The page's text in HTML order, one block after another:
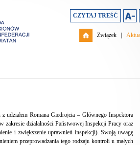
CZYTAJ TREŚĆ
Związek
udziałem Romana Giedrojcia – Głównego Inspektora
zakresie działalności Państwowej Inspekcji Pracy oraz
i zwiększenie uprawnień inspekcji). Swoją uwagę
przeprowadzania tego rodzaju kontroli u małych